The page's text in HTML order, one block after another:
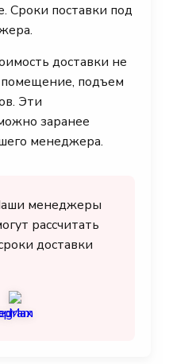
Сроки поставки под
доставки не
помещение, подъем
Эти
заранее
менеджера.
менеджеры
рассчитать
доставки